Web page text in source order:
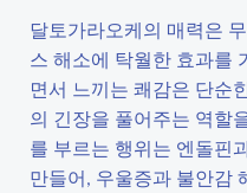
달토가라오케의 매력은
스 해소에 탁월한 효과를
면서 느끼는 쾌감은 단순
의 긴장을 풀어주는 역할
를 부르는 행위는 엔돌핀
만들어, 우울증과 불안감